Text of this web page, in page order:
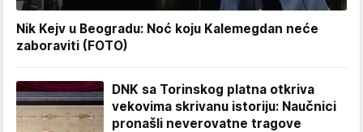
Nik Kejv u Beogradu: Noć koju Kalemegdan neće
zaboraviti (FOTO)
DNK sa Torinskog platna otkriva
vekovima skrivanu istoriju: Naučnici
pronašli neverovatne tragove